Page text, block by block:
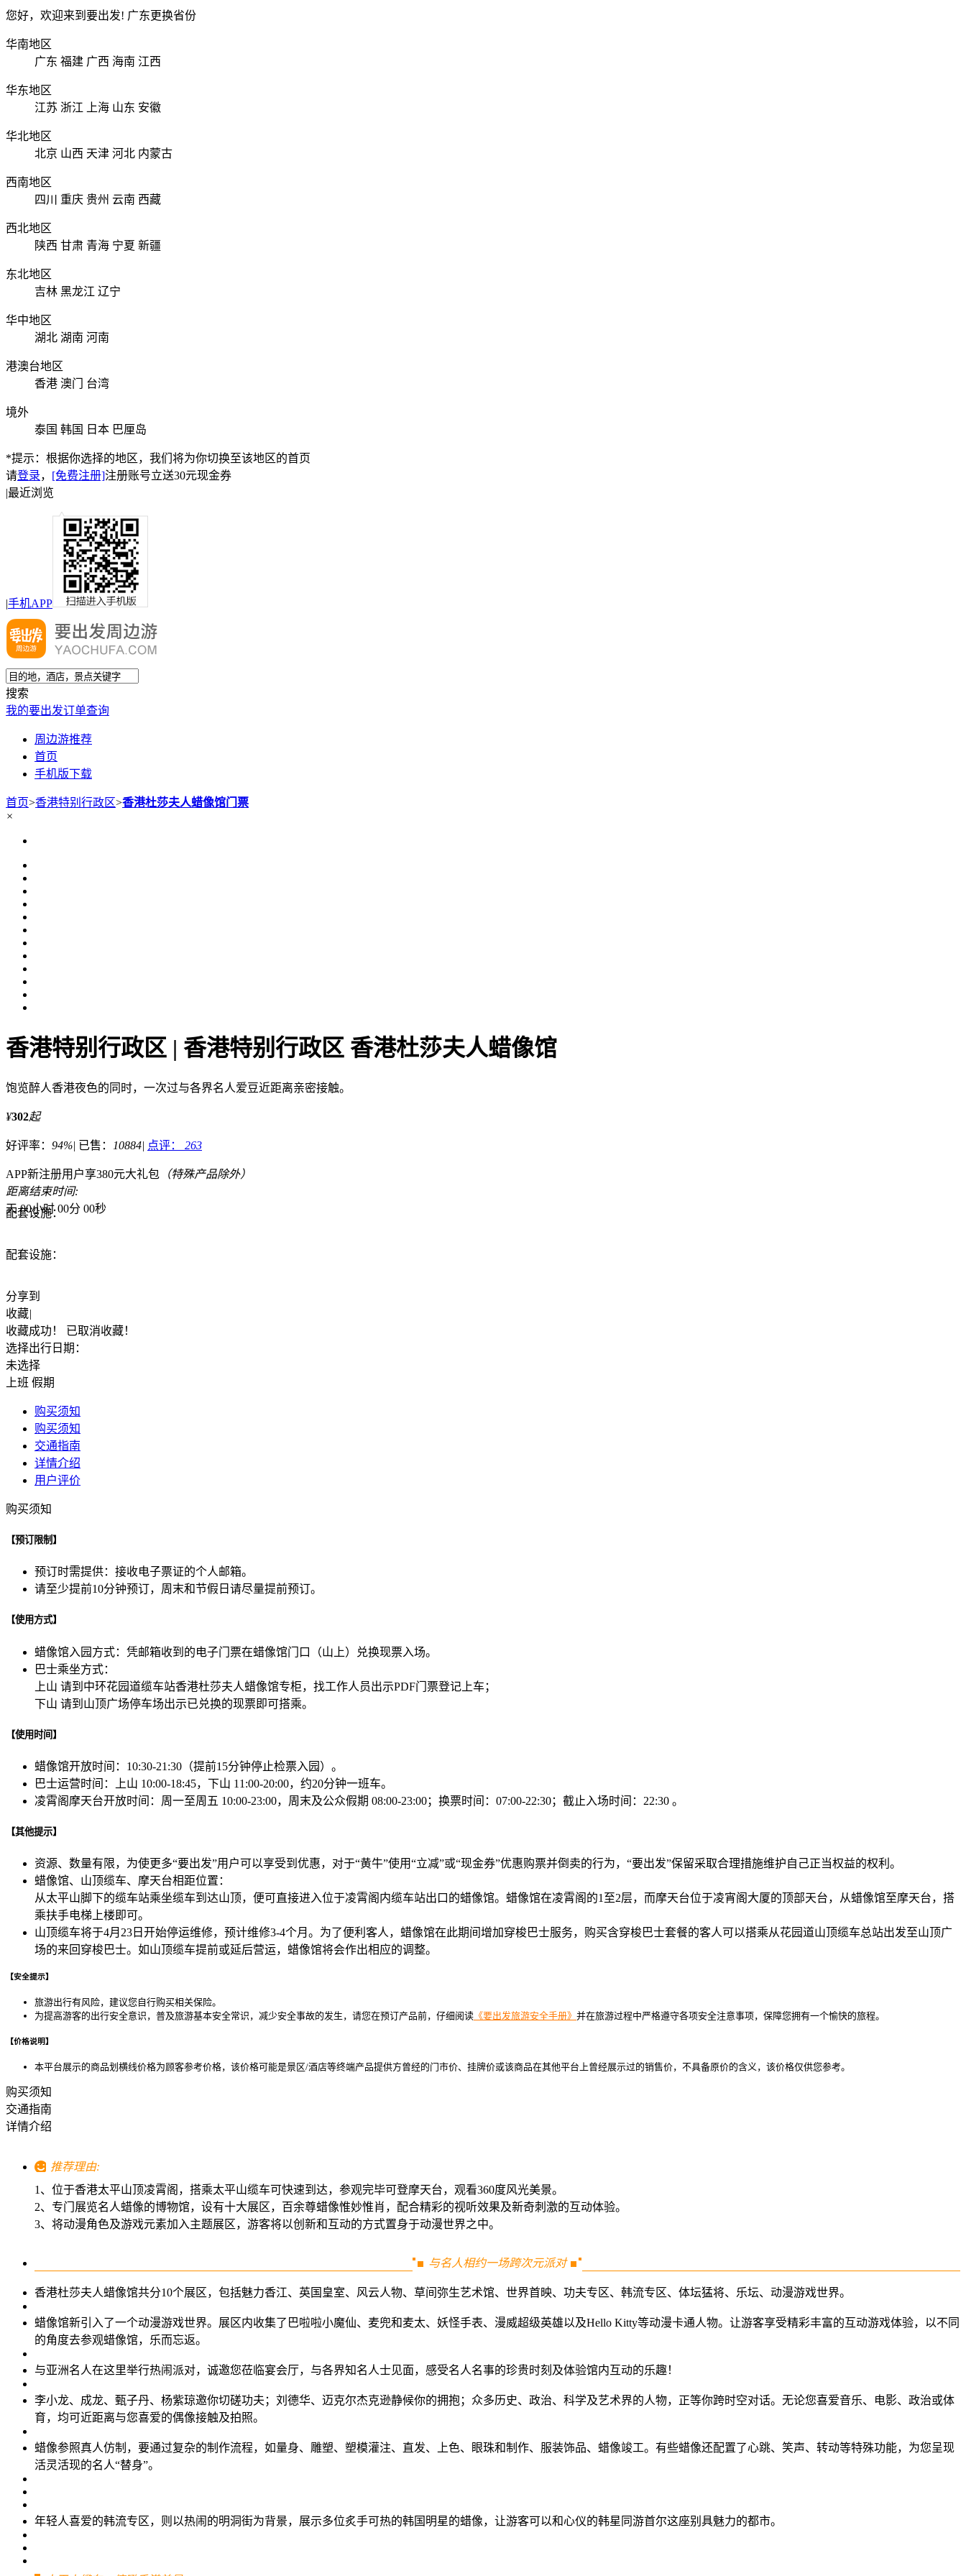
您好，欢迎来到要出发! 广东更换省份
华南地区
广东 福建 广西 海南 江西
华东地区
江苏 浙江 上海 山东 安徽
华北地区
北京 山西 天津 河北 内蒙古
西南地区
四川
重庆 贵州 云南 西藏
西北地区
陕西 甘肃 青海 宁夏 新疆
东北地区
吉林 黑龙江 辽宁
华中地区
湖北 湖南 河南
港澳台地区
香港 澳门 台湾
境外
泰国 韩国 日本 巴厘岛
*提示：根据你选择的地区，我们将为你切换至该地区的首页
请登录， [免费注册]注册账号立送30元现金券
|最近浏览
|手机APP
搜索
我的要出发订单查询
周边游推荐
首页
手机版下载
首页>香港特别行政区>香港杜莎夫人蜡像馆门票
×
香港特别行政区 | 香港特别行政区 香港杜莎夫人蜡像馆
饱览醉人香港夜色的同时，一次过与各界名人爱豆近距离亲密接触。
¥302起
好评率： 94%| 已售： 10884| 点评： 263
APP新注册用户享380元大礼包 （特殊产品除外）
距离结束时间:
天00小时00分 00秒
配套设施：
配套设施：
分享到
收藏|
收藏成功！
已取消收藏！
选择出行日期：
未选择
上班 假期
购买须知
购买须知
交通指南
详情介绍
用户评价
购买须知
【预订限制】
预订时需提供：接收电子票证的个人邮箱。
请至少提前10分钟预订，周末和节假日请尽量提前预订。
【使用方式】
蜡像馆入园方式：凭邮箱收到的电子门票在蜡像馆门口（山上）兑换现票入场。
巴士乘坐方式：
上山 请到中环花园道缆车站香港杜莎夫人蜡像馆专柜，找工作人员出示PDF门票登记上车；
下山 请到山顶广场停车场出示已兑换的现票即可搭乘。
【使用时间】
蜡像馆开放时间：10:30-21:30（提前15分钟停止检票入园）。
巴士运营时间：上山 10:00-18:45，下山 11:00-20:00，约20分钟一班车。
凌霄阁摩天台开放时间：周一至周五 10:00-23:00，周末及公众假期 08:00-23:00；换票时间：07:00-22:30；截止入场时间：22:30 。
【其他提示】
资源、数量有限，为使更多“要出发”用户可以享受到优惠，对于“黄牛”使用“立减”或“现金券”优惠购票并倒卖的行为，“要出发”保留采取合理措施维护自己正当权益的权利。
蜡像馆、山顶缆车、摩天台相距位置：
从太平山脚下的缆车站乘坐缆车到达山顶，便可直接进入位于凌霄阁内缆车站出口的蜡像馆。蜡像馆在凌霄阁的1至2层，而摩天台位于凌宵阁大厦的顶部天台，从蜡像馆至摩天台，搭
乘扶手电梯上楼即可。
山顶缆车将于4月23日开始停运维修，预计维修3-4个月。为了便利客人，蜡像馆在此期间增加穿梭巴士服务，购买含穿梭巴士套餐的客人可以搭乘从花园道山顶缆车总站出发至山顶广
场的来回穿梭巴士。如山顶缆车提前或延后营运，蜡像馆将会作出相应的调整。
【安全提示】
旅游出行有风险，建议您自行购买相关保险。
为提高游客的出行安全意识，普及旅游基本安全常识，减少安全事故的发生，请您在预订产品前，仔细阅读 《要出发旅游安全手册》 并在旅游过程中严格遵守各项安全注意事项，保障您拥有一个愉快的旅程。
【价格说明】
本平台展示的商品划横线价格为顾客参考价格，该价格可能是景区/酒店等终端产品提供方曾经的门市价、挂牌价或该商品在其他平台上曾经展示过的销售价，不具备原价的含义，该价格仅供您参考。
购买须知
交通指南
详情介绍
推荐理由:
1、位于香港太平山顶凌霄阁，搭乘太平山缆车可快速到达，参观完毕可登摩天台，观看360度风光美景。
2、专门展览名人蜡像的博物馆，设有十大展区，百余尊蜡像惟妙惟肖，配合精彩的视听效果及新奇刺激的互动体验。
3、将动漫角色及游戏元素加入主题展区，游客将以创新和互动的方式置身于动漫世界之中。
与名人相约一场跨次元派对
香港杜莎夫人蜡像馆共分10个展区，包括魅力香江、英国皇室、风云人物、草间弥生艺术馆、世界首映、功夫专区、韩流专区、体坛猛将、乐坛、动漫游戏世界。
蜡像馆新引入了一个动漫游戏世界。展区内收集了巴啦啦小魔仙、麦兜和麦太、妖怪手表、漫威超级英雄以及Hello Kitty等动漫卡通人物。让游客享受精彩丰富的互动游戏体验，以不同
的角度去参观蜡像馆，乐而忘返。
与亚洲名人在这里举行热闹派对，诚邀您莅临宴会厅，与各界知名人士见面，感受名人名事的珍贵时刻及体验馆内互动的乐趣！
李小龙、成龙、甄子丹、杨紫琼邀你切磋功夫；刘德华、迈克尔杰克逊静候你的拥抱；众多历史、政治、科学及艺术界的人物，正等你跨时空对话。无论您喜爱音乐、电影、政治或体
育，均可近距离与您喜爱的偶像接触及拍照。
蜡像参照真人仿制，要通过复杂的制作流程，如量身、雕塑、塑模灌注、直发、上色、眼珠和制作、服装饰品、蜡像竣工。有些蜡像还配置了心跳、笑声、转动等特殊功能，为您呈现
活灵活现的名人“替身”。
年轻人喜爱的韩流专区，则以热闹的明洞街为背景，展示多位炙手可热的韩国明星的蜡像，让游客可以和心仪的韩星同游首尔这座别具魅力的都市。